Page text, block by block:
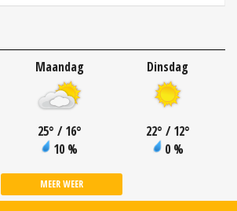
Maandag
25° / 16°
10 %
Dinsdag
22° / 12°
0 %
MEER WEER